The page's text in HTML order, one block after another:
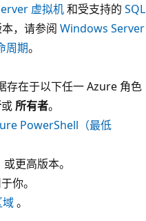
虚拟机和受支持的 SQL
，请参阅 Windows Server
周期。
存在于以下任一 Azure 角色
或所有者。
PowerShell（最低
更高版本。
你。
域。